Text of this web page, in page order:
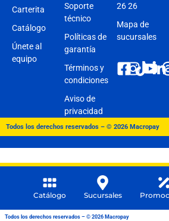
Carterita
Catálogo
Únete al
equipo
Soporte
técnico
Políticas de
garantía
Términos y
condiciones
Aviso de
privacidad
26 26
Mapa de
sucursales
Todos los derechos reservados – © 2026 Macropay
Catálogo Sucursales
Todos los derechos reservados – © 2026 Macropay